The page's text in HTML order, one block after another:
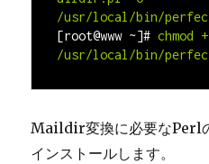
[root@www ~]# chmod
/usr/local/bin/
Maildir変換に必要なPerl
インストールします。